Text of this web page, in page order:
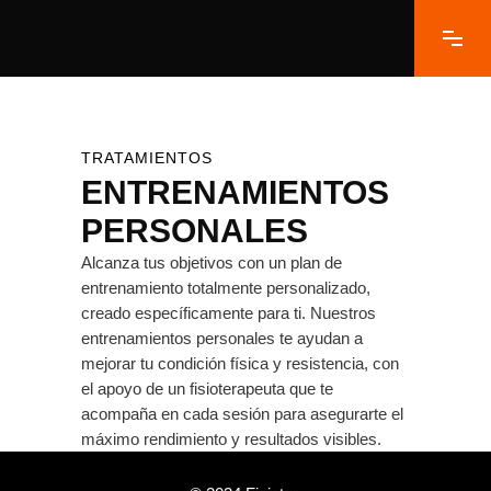
TRATAMIENTOS
ENTRENAMIENTOS
PERSONALES
Alcanza tus objetivos con un plan de
entrenamiento totalmente personalizado,
creado específicamente para ti. Nuestros
entrenamientos personales te ayudan a
mejorar tu condición física y resistencia, con
el apoyo de un fisioterapeuta que te
acompaña en cada sesión para asegurarte el
máximo rendimiento y resultados visibles.